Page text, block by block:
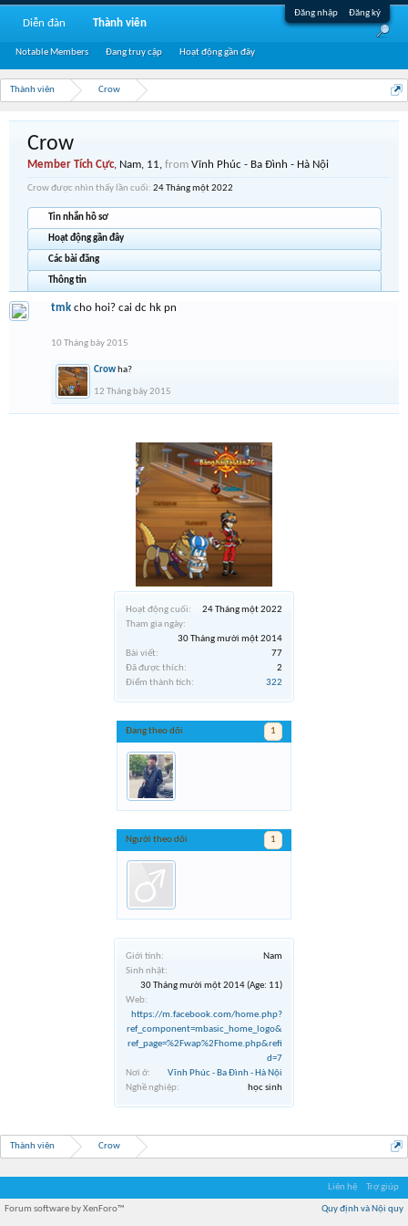
Đăng nhập Đăng ký
Thành viên Crow
Hoạt động cuối:
24 Tháng một 2022
Tham gia ngày:
30 Tháng mười một 2014
Bài viết:
77
Đã được thích:
2
Điểm thành tích:
322
Đang theo dõi 1
Người theo dõi 1
Giới tính:
Nam
Sinh nhật:
30 Tháng mười một 2014(Age: 11)
Web:
https://m.facebook.com/home.php?
ref_component=mbasic_home_logo&
ref_page=%2Fwap%2Fhome.php&refi
d=7
Nơi ở:
Vĩnh Phúc - Ba Đình - Hà Nội
Nghề nghiệp:
học sinh
Crow
Member Tích Cực, Nam, 11, from Vĩnh Phúc - Ba Đình - Hà Nội
Crow được nhìn thấy lần cuối: 24 Tháng một 2022
Tin nhắn hồ sơ
Hoạt động gần đây
Các bài đăng
Thông tin
tmk cho hoi? cai dc hk pn
10 Tháng bảy 2015
Crow ha?
12 Tháng bảy 2015
Thành viên Crow
Diễn đàn Thành viên
Notable Members Đang truy cập Hoạt động gần đây
Liên hệ Trợ giúp
Quy định và Nội quy
Forum software by XenForo™